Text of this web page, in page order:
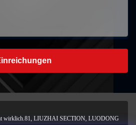
wirklich.81, LIUZHAI SECTION, LUODONG